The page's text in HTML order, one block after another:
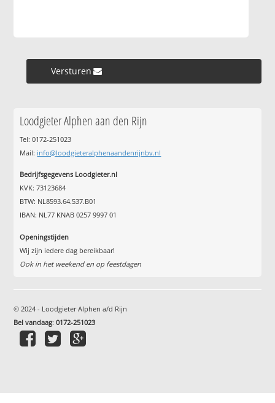
Versturen »
Loodgieter Alphen aan den Rijn
Tel: 0172-251023
Mail: info@loodgieteralphenaandenrijnbv.nl
Bedrijfsgegevens Loodgieter.nl
KVK: 73123684
BTW: NL8593.64.537.B01
IBAN: NL77 KNAB 0257 9997 01
Openingstijden
Wij zijn iedere dag bereikbaar!
Ook in het weekend en op feestdagen
© 2024 - Loodgieter Alphen a/d Rijn
Bel vandaag:0172-251023